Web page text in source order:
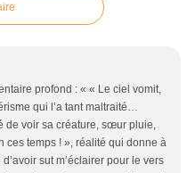
profond : « « Le ciel vomit,
qui l’a tant maltraité…
de voir sa créature, sœur pluie,
ces temps ! », réalité qui donne à
sut m’éclairer pour le vers